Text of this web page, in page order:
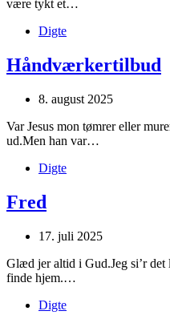
være tykt et…
Digte
Håndværkertilbud
8. august 2025
Var Jesus mon tømrer eller
ud.Men han var…
Digte
Fred
17. juli 2025
Glæd jer altid i Gud.Jeg si’r
finde hjem.…
Digte